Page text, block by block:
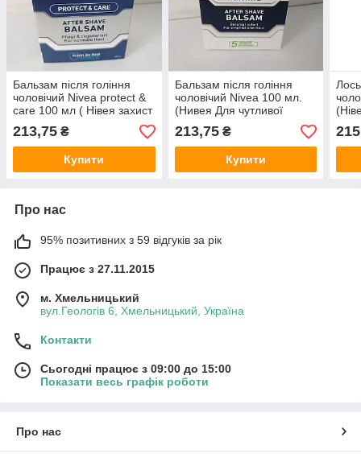
Бальзам після гоління
чоловічий Nivea protect &
care 100 мл ( Нівея захист
)
213,75 ₴
Купити
Бальзам після гоління
чоловічий Nivea 100 мл.
(Нивея Для чутливої
шкіри)
213,75₴
Купити
Про нас
95% позитивних з 59 відгуків за рік
Працює з 27.11.2015
м. Хмельницький
вул.Геологів 6, Хмельницький, Україна
Контакти
Сьогодні працює з 09:00 до 15:00
Показати весь графік роботи
Про нас